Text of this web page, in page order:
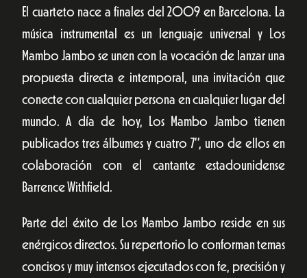
El cuarteto nace a finales del 2009 en Barcelona. La
música instrumental es un lenguaje universal y Los
Mambo Jambo se unen con la vocación de lanzar una
propuesta directa e intemporal, una invitación que
conecte con cualquier persona en cualquier lugar del
mundo. A día de hoy, Los Mambo Jambo tienen
publicados tres álbumes y cuatro 7’’, uno de ellos en
colaboración con el cantante estadounidense
Barrence Withfield.
Parte del éxito de Los Mambo Jambo reside en sus
enérgicos directos. Su repertorio lo conforman temas
concisos y muy intensos ejecutados con fe, precisión y